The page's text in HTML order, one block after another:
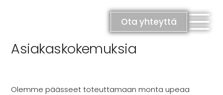
Ota yhteyttä
Asiakaskokemuksia
Olemme päässeet toteuttamaan monta upeaa